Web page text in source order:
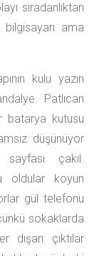
sıradanlıktan
ama
kulu yazın
Patlıcan
batarya kutusu
düşünüyor
çakıl.
oldular koyun
gül telefonu
sokaklarda
çıktılar